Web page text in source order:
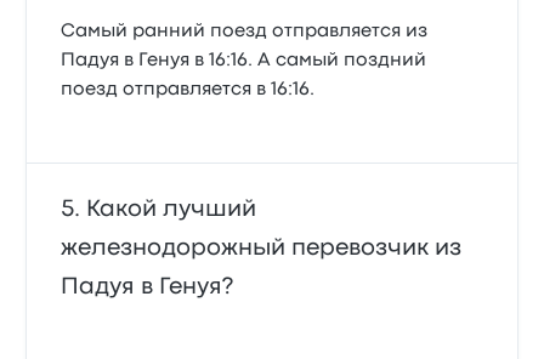
Самый ранний поезд отправляется из
Падуя в Генуя в 16:16. А самый поздний
поезд отправляется в 16:16.
Какой лучший
железнодорожный перевозчик из
Падуя в Генуя?